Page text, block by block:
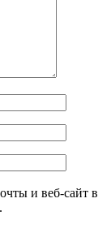
и веб-сайт в